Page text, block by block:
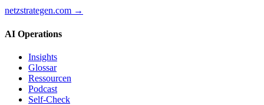
netzstrategen.com →
AI Operations
Insights
Glossar
Ressourcen
Podcast
Self-Check